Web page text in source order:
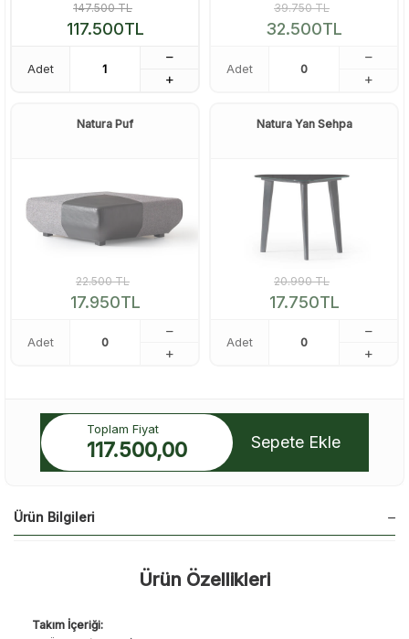
147.500TL
117.500TL
Adet
39.750TL
32.500TL
Adet
Natura Puf
22.500TL
17.950TL
Adet
Natura Yan Sehpa
20.990TL
17.750TL
Adet
Toplam Fiyat
117.500,00 Sepete Ekle
Ürün Bilgileri
Ürün Özellikleri
Takım İçeriği: